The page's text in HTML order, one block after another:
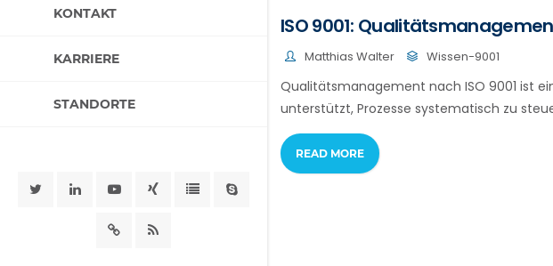
KONTAKT
KARRIERE
STANDORTE
ISO 9001:
Matthias Walter Wissen-9001
Qualitätsmanagement nach ISO 9001 ist
unterstützt, Prozesse systematisch zu
READ MORE